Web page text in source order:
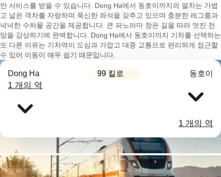
안 서비스를 받을 수 있습니다. Dong Ha에서 동호이까지의 열차는 가볍
고 넓은 객차를 자랑하며 푹신한 좌석을 갖추고 있으며 충분한 레그룸과
넉넉한 수하물 공간을 제공합니다. 큰 파노라마 창은 길을 따라 멋진 전
망을 감상하기에 완벽합니다. Dong Ha에서 동호이까지 기차를 선택하는
또 다른 이유는 기차역이 도심과 가깝고 대중 교통으로 편리하게 접근할
수 있어 이동이 매우 쉽기 때문입니다.
Dong Ha 99 킬로 동호이
1 개의 역
1 개의 역
가장 빠른 출발: 최저 가격: